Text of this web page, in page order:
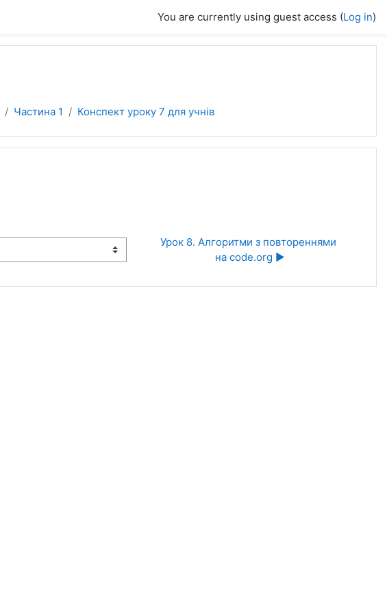
You are currently using guest access (Log in)
Частина 1 Конспект уроку 7 для учнів
Урок 8. Алгоритми з повтореннями
на code.org ▶︎